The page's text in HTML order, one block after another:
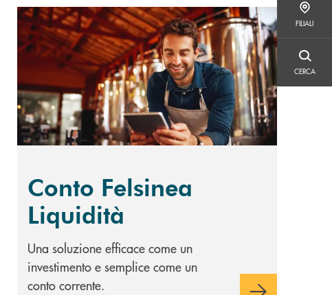
FILIALI
FILIALI
CERCA
CERCA
Scopri di più Conto Felsinea Liquidità
Conto Felsinea
Liquidità
Una soluzione efficace come un
investimento e semplice come un
conto corrente.